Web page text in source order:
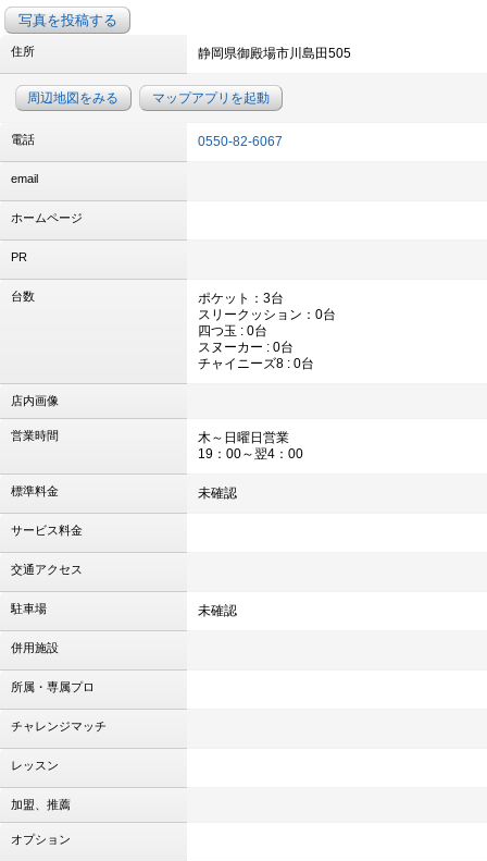
写真を投稿する
住所 静岡県御殿場市川島田505
周辺地図をみる マップアプリを起動
電話 0550-82-6067
email
ホームページ
PR
台数
ポケット：3台
スリークッション：0台
四つ玉 : 0台
スヌーカー : 0台
チャイニーズ8 : 0台
店内画像
営業時間
木～日曜日営業
19：00～翌4：00
標準料金 未確認
サービス料金
交通アクセス
駐車場 未確認
併用施設
所属・専属プロ
チャレンジマッチ
レッスン
加盟、推薦
オプション